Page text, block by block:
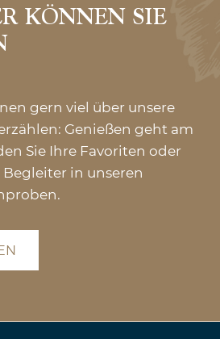
KÖNNEN SIE
gern viel über unsere
Genießen geht am
Sie Ihre Favoriten oder
in unseren